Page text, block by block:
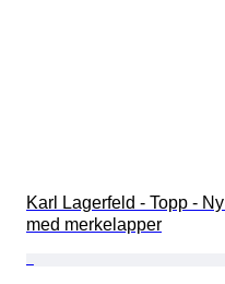
Karl Lagerfeld - Topp - Ny
med merkelapper